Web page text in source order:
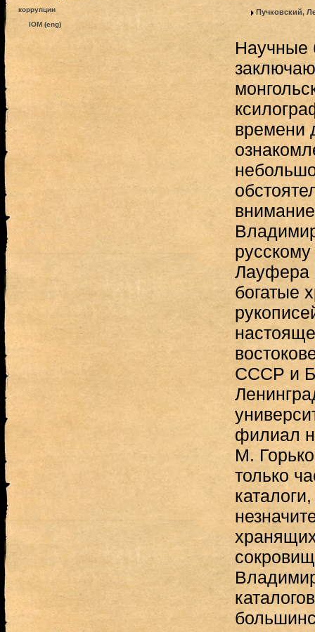
коррупции
IOM (eng)
Пучковский,
Научные
времени
Лауфера
богатые
СССР и
филиал
М.
только